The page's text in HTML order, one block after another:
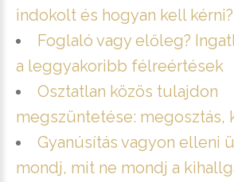
indokolt és hogyan kell kérni?
Foglaló vagy előleg?
a leggyakoribb félreértések
Osztatlan közös tulajdon
megszüntetése: megosztás,
Gyanúsítás vagyon elleni
mondj, mit ne mondj a